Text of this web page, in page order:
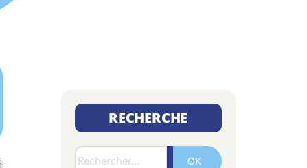
RECHERCHE
Rechercher :